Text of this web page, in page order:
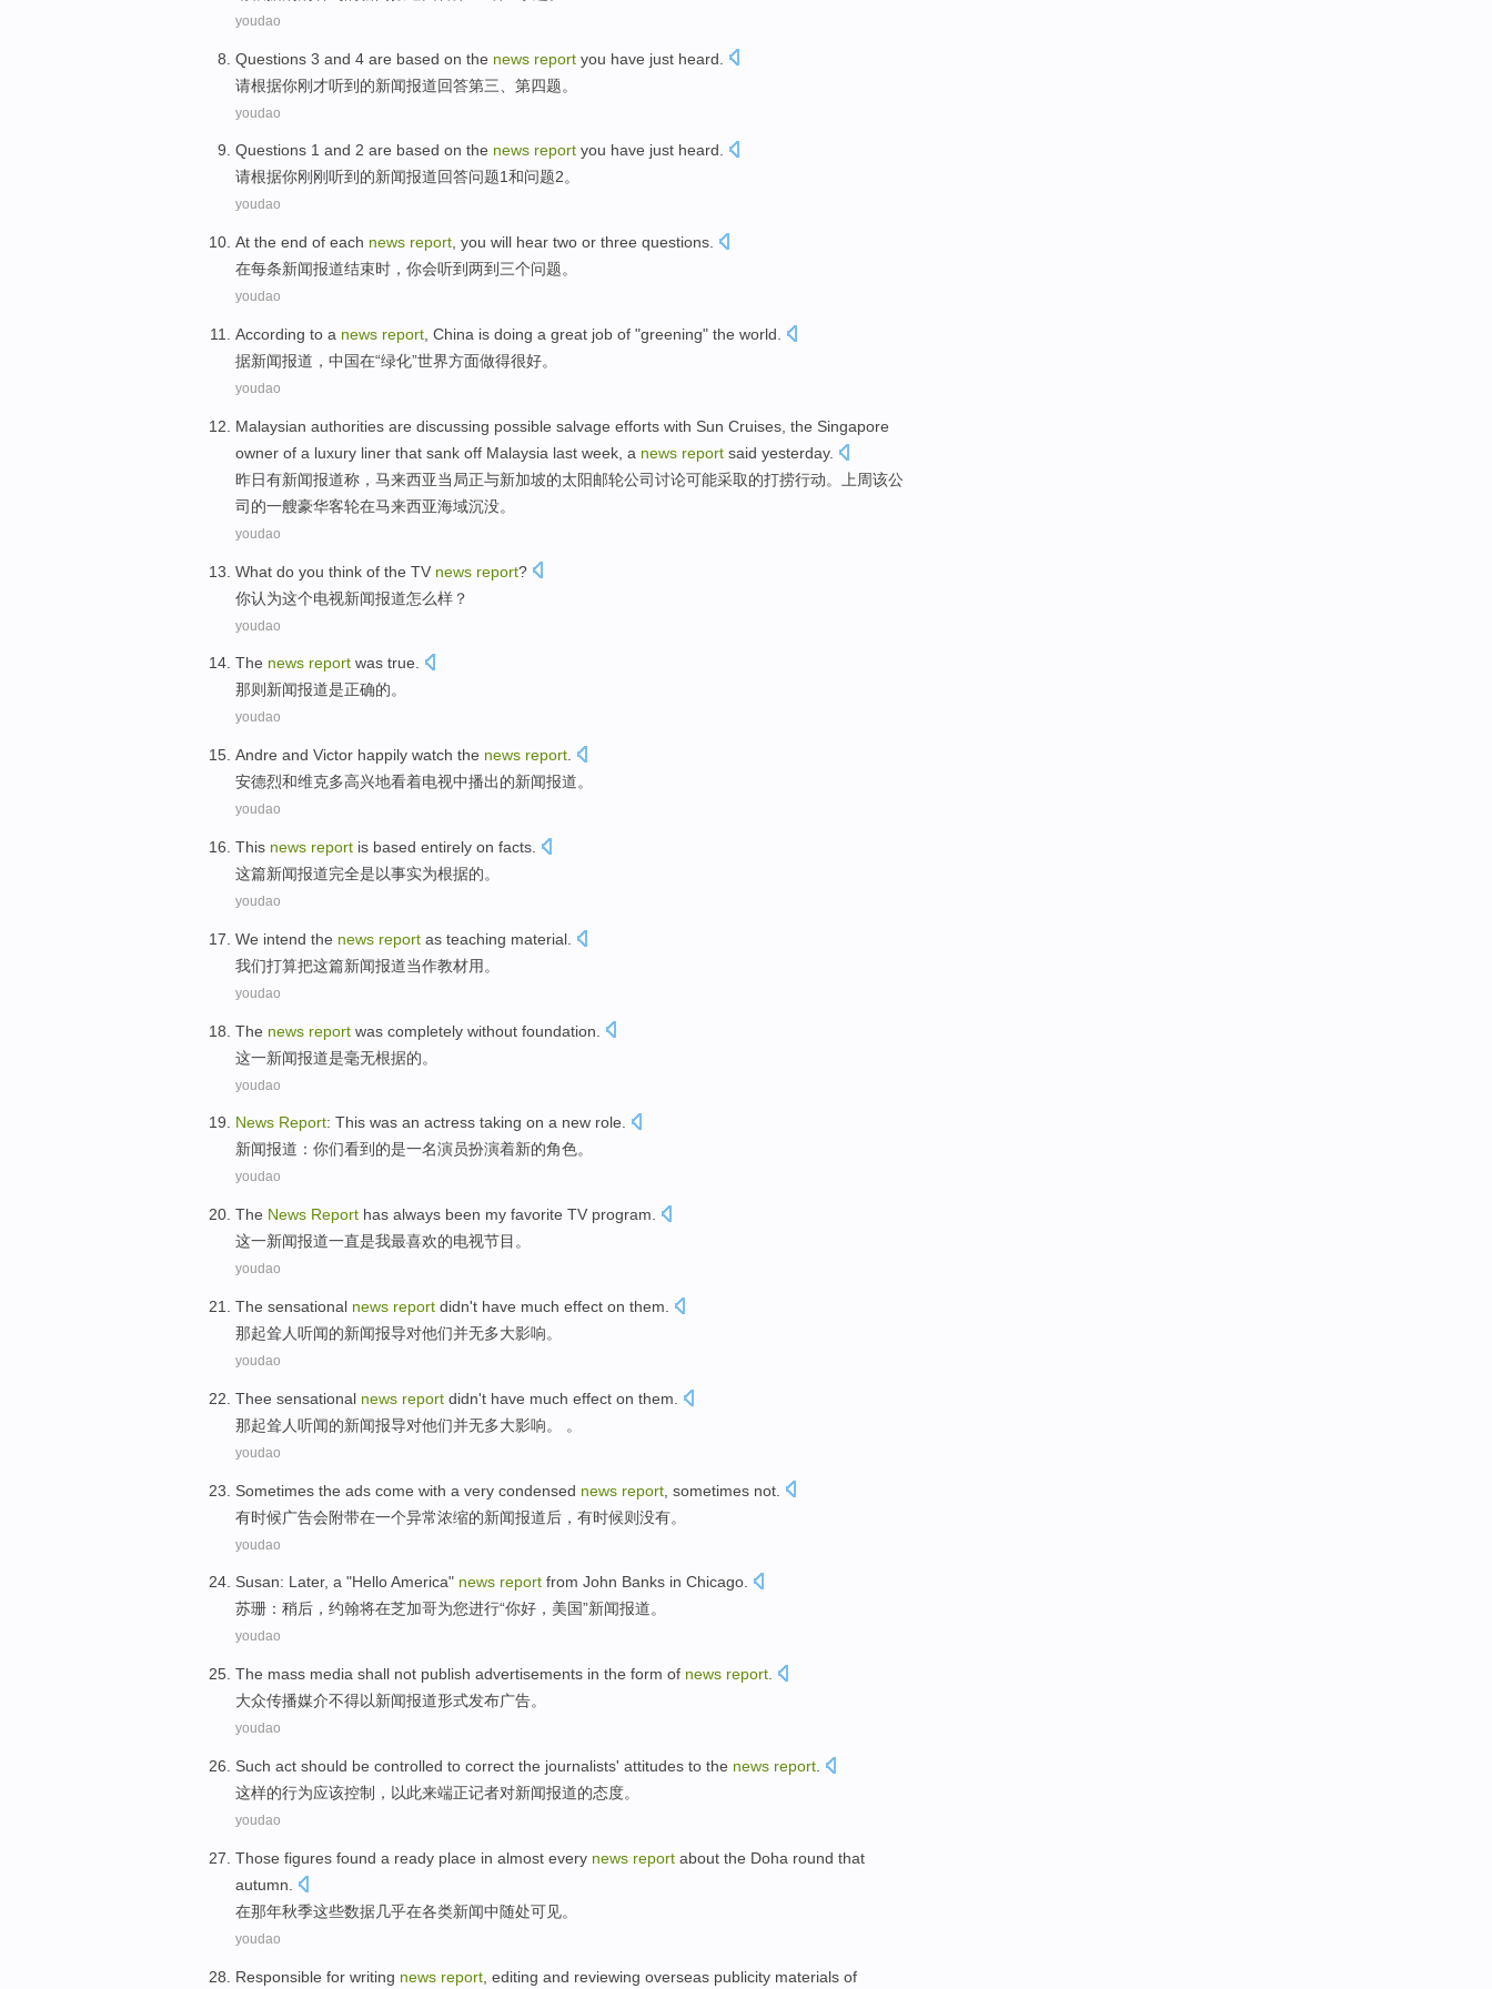
youdao
Questions 3 and 4 are based on the news report you have just heard
请根据你刚才听到的新闻报道回答第三 第四题。
youdao
Questions 1 and 2 are based on the news report you have just heard.
请根据你刚刚听到 的新闻报道回答问题1和问题2。
youdao
At the end of each news report you will hear two or three questions
在每条新闻报道结束时 ， 你会听到两到 三个问题。
youdao
According to a news report China is doing a great job of "greening" the world
据新闻报道 ， 中国在“绿化”世界方面做得很好。
youdao
Malaysian authorities are discussing possible salvage efforts with Sun Cruises , the Singapore
owner of a luxury liner that sank off Malaysia last week a news report said yesterday.
昨日有新闻报道称， 马来西亚当局正与新加坡的太阳邮轮公司讨论可能采取的打捞行动。 上周该公
司的一艘豪华客轮在马来西亚海域沉没。
youdao
What do you think of the TV news report?
你认为这个电视新闻报道怎么样？
youdao
The news report was true.
那则新闻报道是正确的。
youdao
Andre and Victor happily watch the news report
安德烈和维克多高兴地看着电视中播出的新闻报道。
youdao
This news report is based entirely on facts
这篇新闻报道完全是以事实为根据的。
youdao
We intend the news report as teaching material
我们打算把这篇新闻报道当作教材用。
youdao
The news report was completely without foundation
这一新闻报道是毫无根据的。
youdao
News Report: This was an actress taking on a new role.
新闻报道 ：你们看到的是一名演员扮演着新的角色。
youdao
The News Report has always been my favorite TV program
这一新闻报道一直是我最喜欢的电视节目 。
youdao
The sensational news report didn't have much effect on them
那起耸人听闻的新闻报导对他们并无多大影响。
youdao
Thee sensational news report didn't have much effect on them
那起耸人听闻的新闻报导对他们并无多大影响。 。
youdao
Sometimes the ads come with a very condensed news report sometimes not.
有时候广告会附带在一个异常浓缩的新闻报道后 ，有时候则没有。
youdao
Susan: Later, a "HelloAmerica" news report from John Banks in Chicago.
苏珊 ： 稍后 ， 约翰将在芝加哥为您进行“你好 ， 美国”新闻报道。
youdao
The mass media shall not publish advertisements in the form of news report
大众传播媒介不得以新闻报道形式发布广告。
youdao
Such act should be controlled to correct the journalists' attitudes to the news report
这样的行为应该控制 ，以此来端正记者对新闻报道的态度。
youdao
Those figures found a ready place in almost every news report about the Doha round that
autumn
在那年秋季这些数据几乎在各类新闻中随处可见。
youdao
Responsible for writing news report editing and reviewing overseas publicity materials of